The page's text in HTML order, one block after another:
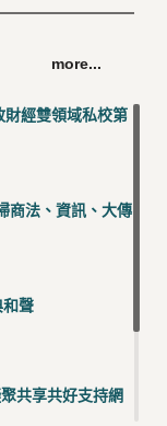
more...
財經雙領域私校第
商法、資訊、大傳
和聲
共享共好支持網